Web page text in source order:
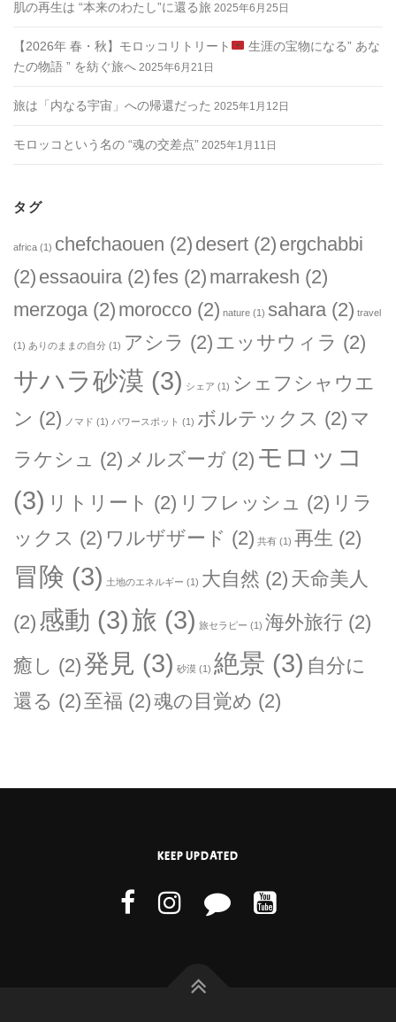
肌の再生は “本来のわたし”に還る旅 2025年6月25日
【2026年 春・秋】モロッコリトリート
生涯の宝物になる” あな
たの物語 ” を紡ぐ旅へ 2025年6月21日
旅は「内なる宇宙」への帰還だった 2025年1月12日
モロッコという名の “魂の交差点” 2025年1月11日
タグ
africa (1) chefchaouen (2) desert (2) ergchabbi
(2) essaouira (2)fes (2) marrakesh (2)
merzoga (2) morocco (2) nature (1) sahara (2) travel
(1) ありのままの自分 (1) アシラ (2) エッサウィラ (2)
サハラ砂漠 (3) シェア (1) シェフシャウエ
ン (2) ノマド (1) パワースポット (1) ボルテックス (2) マ
ラケシュ (2) メルズーガ (2) モロッコ
(3) リトリート (2) リフレッシュ (2) リラ
ックス (2) ワルザザード (2) 共有 (1) 再生 (2)
冒険 (3) 土地のエネルギー (1) 大自然 (2) 天命美人
(2) 感動 (3)旅 (3) 旅セラピー (1) 海外旅行 (2)
癒し (2) 発見 (3) 砂漠 (1) 絶景 (3) 自分に
還る (2) 至福 (2)魂の目覚め (2)
KEEP UPDATED